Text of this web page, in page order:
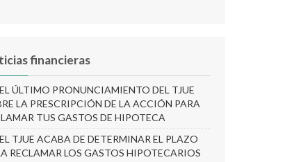
financieras
EL ÚLTIMO PRONUNCIAMIENTO DEL TJUE
LA PRESCRIPCIÓN DE LA ACCIÓN PARA
TUS GASTOS DE HIPOTECA
EL TJUE ACABA DE DETERMINAR EL PLAZO
RECLAMAR LOS GASTOS HIPOTECARIOS